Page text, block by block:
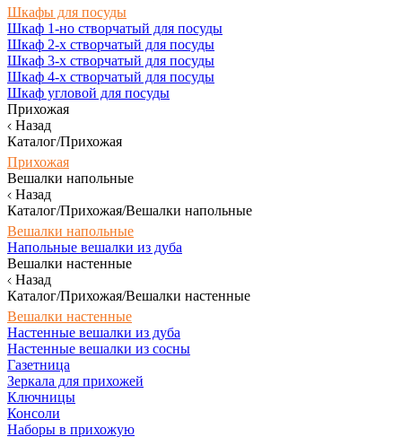
Шкафы для посуды
Шкаф 1-но створчатый для посуды
Шкаф 2-х створчатый для посуды
Шкаф 3-х створчатый для посуды
Шкаф 4-х створчатый для посуды
Шкаф угловой для посуды
Прихожая
Назад
Каталог/Прихожая
Прихожая
Вешалки напольные
Назад
Каталог/Прихожая/Вешалки напольные
Вешалки напольные
Напольные вешалки из дуба
Вешалки настенные
Назад
Каталог/Прихожая/Вешалки настенные
Вешалки настенные
Настенные вешалки из дуба
Настенные вешалки из сосны
Газетница
Зеркала для прихожей
Ключницы
Консоли
Наборы в прихожую